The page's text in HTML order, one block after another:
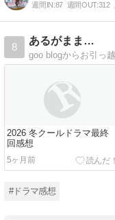
週間IN:87 週間OUT:312
8
あるがまま…
2026 冬クールドラマ最終
回感想
5ヶ月前
#ドラマ感想